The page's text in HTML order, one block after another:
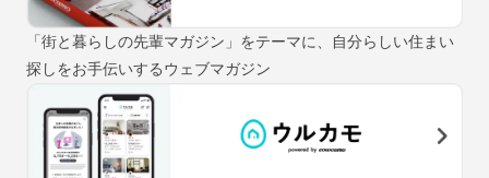
「街と暮らしの先輩マガジン」をテーマに、自分らしい住まい
探しをお手伝いするウェブマガジン